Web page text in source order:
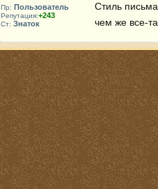
Пр: Пользователь
Репутация:+243
Ст: Знаток
Стиль
чем же все-